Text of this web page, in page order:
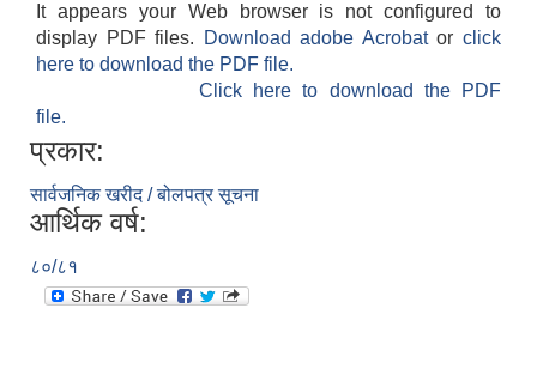
It appears your Web browser is not configured to
display PDF files.
Download adobe Acrobatorclick
here to download the PDF file.
Click here to download the PDF
file.
प्रकार:
सार्वजनिक खरीद / बोलपत्र सूचना
आर्थिक वर्ष:
८०/८१